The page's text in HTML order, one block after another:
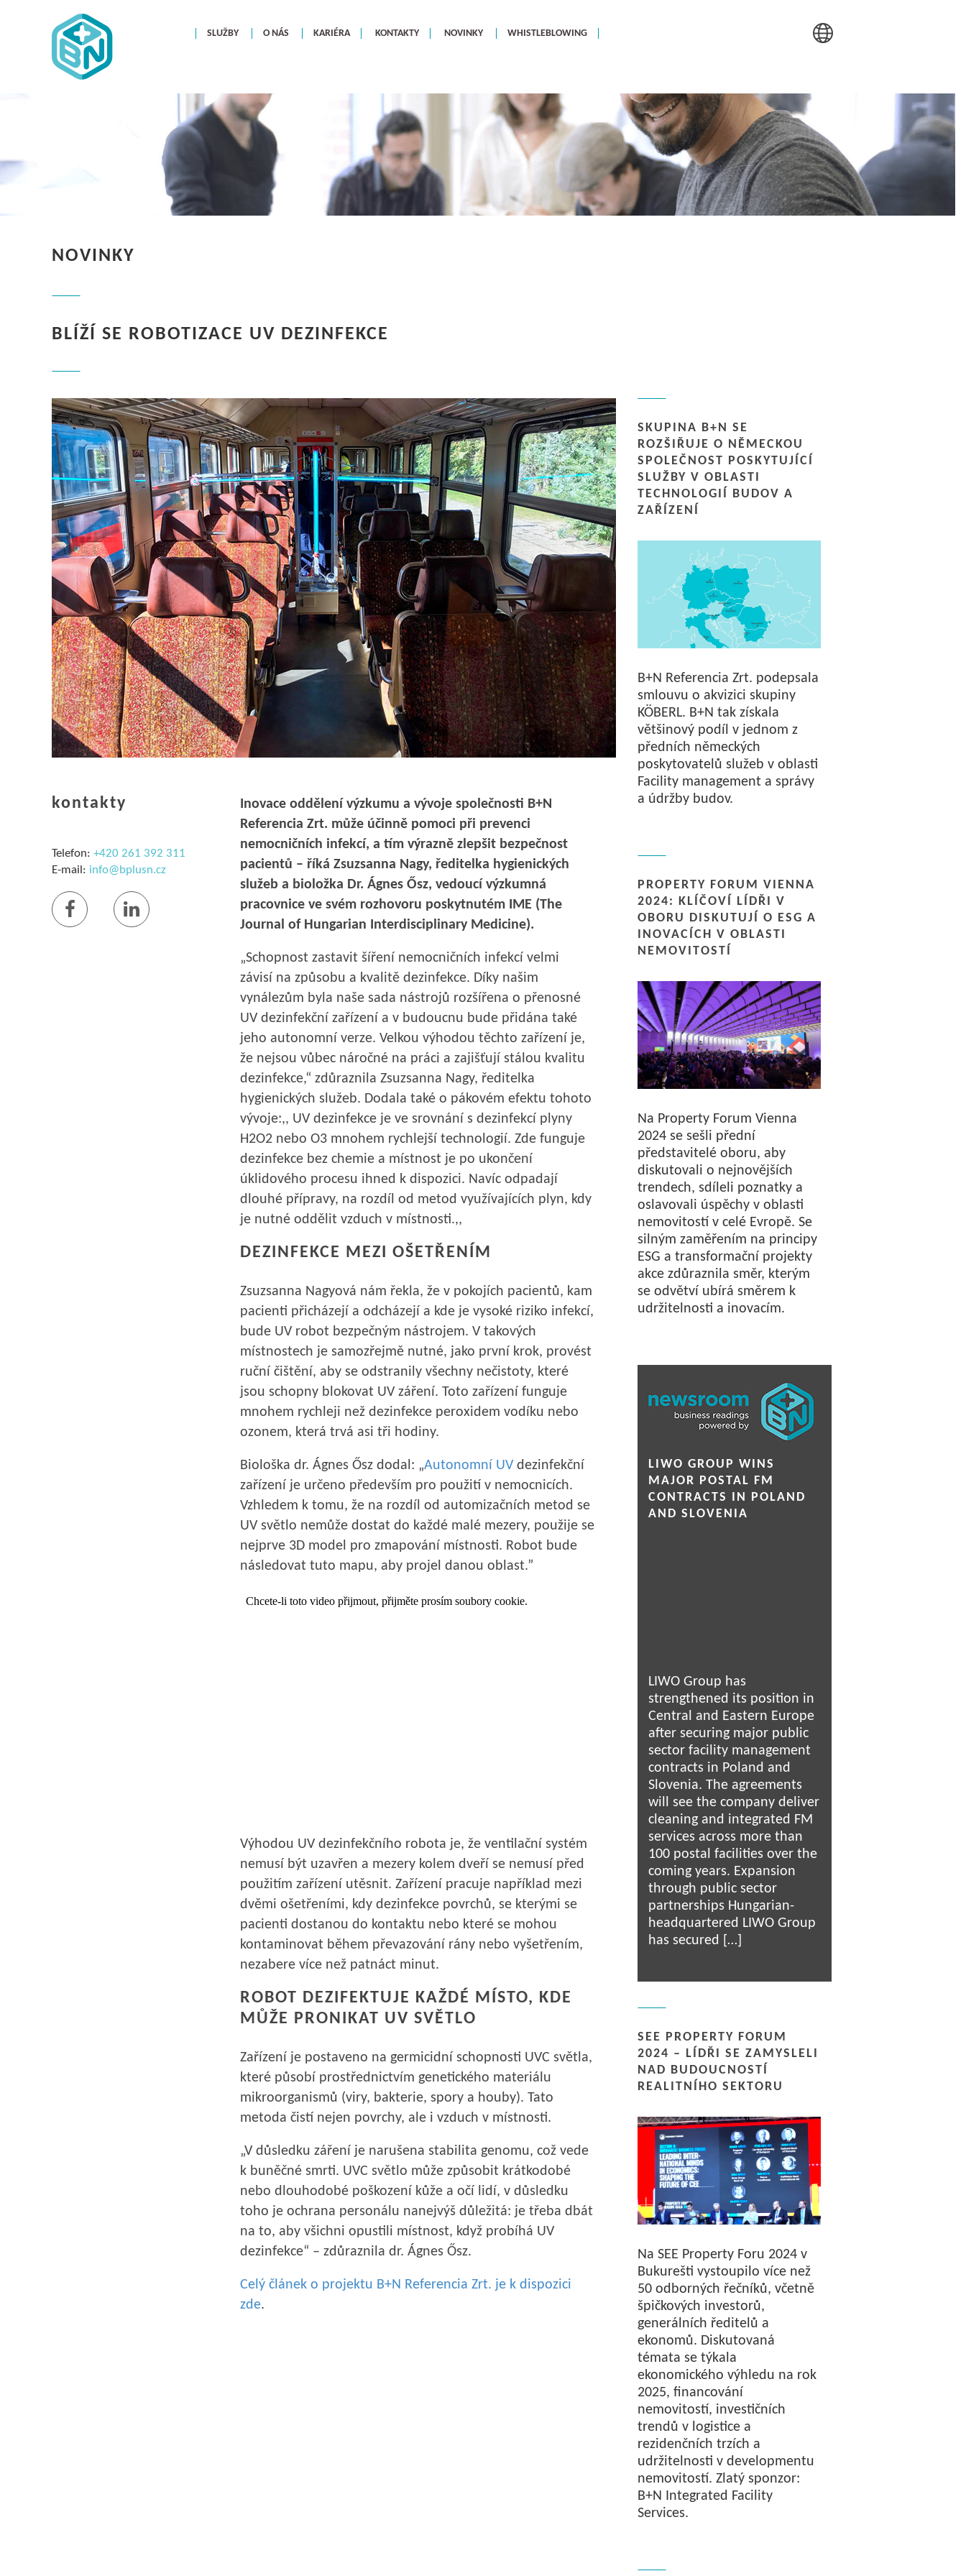
SLUŽBY O NÁS KARIÉRA KONTAKTY NOVINKY WHISTLEBLOWING
NOVINKY
BLÍŽÍ SE ROBOTIZACE UV DEZINFEKCE
kontakty
Telefon: +420 261 392 311
E-mail: info@bplusn.cz
Inovace oddělení výzkumu a vývoje společnosti B+N
Referencia Zrt. může účinně pomoci při prevenci
nemocničních infekcí, a tím výrazně zlepšit bezpečnost
pacientů – říká Zsuzsanna Nagy, ředitelka hygienických
služeb a bioložka Dr. Ágnes Ősz, vedoucí výzkumná
pracovnice ve svém rozhovoru poskytnutém IME (The
Journal of Hungarian Interdisciplinary Medicine).
„Schopnost zastavit šíření nemocničních infekcí velmi
závisí na způsobu a kvalitě dezinfekce. Díky našim
vynálezům byla naše sada nástrojů rozšířena o přenosné
UV dezinfekční zařízení a v budoucnu bude přidána také
jeho autonomní verze. Velkou výhodou těchto zařízení je,
že nejsou vůbec náročné na práci a zajišťují stálou kvalitu
dezinfekce,“ zdůraznila Zsuzsanna Nagy, ředitelka
hygienických služeb. Dodala také o pákovém efektu tohoto
vývoje:,, UV dezinfekce je ve srovnání s dezinfekcí plyny
H2O2 nebo O3 mnohem rychlejší technologií. Zde funguje
dezinfekce bez chemie a místnost je po ukončení
úklidového procesu ihned k dispozici. Navíc odpadají
dlouhé přípravy, na rozdíl od metod využívajících plyn, kdy
je nutné oddělit vzduch v místnosti.,,
DEZINFEKCE MEZI OŠETŘENÍM
Zsuzsanna Nagyová nám řekla, že v pokojích pacientů, kam
pacienti přicházejí a odcházejí a kde je vysoké riziko infekcí,
bude UV robot bezpečným nástrojem. V takových
místnostech je samozřejmě nutné, jako první krok, provést
ruční čištění, aby se odstranily všechny nečistoty, které
jsou schopny blokovat UV záření. Toto zařízení funguje
mnohem rychleji než dezinfekce peroxidem vodíku nebo
ozonem, která trvá asi tři hodiny.
Biološka dr. Ágnes Ősz dodal: „Autonomní UVdezinfekční
zařízení je určeno především pro použití v nemocnicích.
Vzhledem k tomu, že na rozdíl od automizačních metod se
UV světlo nemůže dostat do každé malé mezery, použije se
nejprve 3D model pro zmapování místnosti. Robot bude
následovat tuto mapu, aby projel danou oblast.”
Výhodou UV dezinfekčního robota je, že ventilační systém
nemusí být uzavřen a mezery kolem dveří se nemusí před
použitím zařízení utěsnit. Zařízení pracuje například mezi
dvěmi ošetřeními, kdy dezinfekce povrchů, se kterými se
pacienti dostanou do kontaktu nebo které se mohou
kontaminovat během převazování rány nebo vyšetřením,
nezabere více než patnáct minut.
ROBOT DEZIFEKTUJE KAŽDÉ MÍSTO, KDE
MŮŽE PRONIKAT UV SVĚTLO
Zařízení je postaveno na germicidní schopnosti UVC světla,
které působí prostřednictvím genetického materiálu
mikroorganismů (viry, bakterie, spory a houby). Tato
metoda čistí nejen povrchy, ale i vzduch v místnosti.
„V důsledku záření je narušena stabilita genomu, což vede
k buněčné smrti. UVC světlo může způsobit krátkodobé
nebo dlouhodobé poškození kůže a očí lidí, v důsledku
toho je ochrana personálu nanejvýš důležitá: je třeba dbát
na to, aby všichni opustili místnost, když probíhá UV
dezinfekce“ – zdůraznila dr. Ágnes Ősz.
Celý článek o projektu B+N Referencia Zrt. je k dispozici
zde.
SKUPINA B+N SE
ROZŠIŘUJE O NĚMECKOU
SPOLEČNOST POSKYTUJÍCÍ
SLUŽBY V OBLASTI
TECHNOLOGIÍ BUDOV A
ZAŘÍZENÍ
B+N Referencia Zrt. podepsala
smlouvu o akvizici skupiny
KÖBERL. B+N tak získala
většinový podíl v jednom z
předních německých
poskytovatelů služeb v oblasti
Facility management a správy
a údržby budov.
PROPERTY FORUM VIENNA
2024: KLÍČOVÍ LÍDŘI V
OBORU DISKUTUJÍ O ESG A
INOVACÍCH V OBLASTI
NEMOVITOSTÍ
Na Property Forum Vienna
2024 se sešli přední
představitelé oboru, aby
diskutovali o nejnovějších
trendech, sdíleli poznatky a
oslavovali úspěchy v oblasti
nemovitostí v celé Evropě. Se
silným zaměřením na principy
ESG a transformační projekty
akce zdůraznila směr, kterým
se odvětví ubírá směrem k
udržitelnosti a inovacím.
LIWO GROUP WINS
MAJOR POSTAL FM
CONTRACTS IN POLAND
AND SLOVENIA
LIWO Group has
strengthened its position in
Central and Eastern Europe
after securing major public
sector facility management
contracts in Poland and
Slovenia. The agreements
will see the company deliver
cleaning and integrated FM
services across more than
100 postal facilities over the
coming years. Expansion
through public sector
partnerships Hungarian-
headquartered LIWO Group
has secured […]
SEE PROPERTY FORUM
2024 – LÍDŘI SE ZAMYSLELI
NAD BUDOUCNOSTÍ
REALITNÍHO SEKTORU
Na SEE Property Foru 2024 v
Bukurešti vystoupilo více než
50 odborných řečníků, včetně
špičkových investorů,
generálních ředitelů a
ekonomů. Diskutovaná
témata se týkala
ekonomického výhledu na rok
2025, financování
nemovitostí, investičních
trendů v logistice a
rezidenčních trzích a
udržitelnosti v developmentu
nemovitostí. Zlatý sponzor:
B+N Integrated Facility
Services.